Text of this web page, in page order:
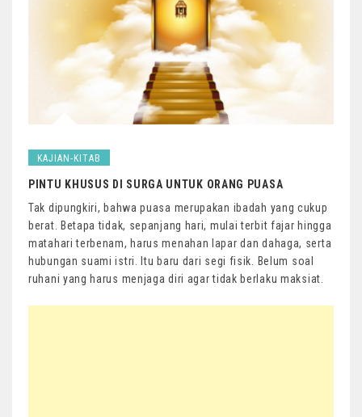
KAJIAN-KITAB
PINTU KHUSUS DI SURGA UNTUK ORANG PUASA
Tak dipungkiri, bahwa puasa merupakan ibadah yang cukup
berat. Betapa tidak, sepanjang hari, mulai terbit fajar hingga
matahari terbenam, harus menahan lapar dan dahaga, serta
hubungan suami istri. Itu baru dari segi fisik. Belum soal
ruhani yang harus menjaga diri agar tidak berlaku maksiat.